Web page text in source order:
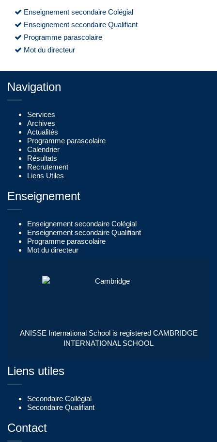
Enseignement secondaire Colégial
Enseignement secondaire Qualifiant
Programme parascolaire
Mot du directeur
Navigation
Services
Archives
Actualités
Programme parascolaire
Calendrier
Résultats
Recrutement
Liens Utiles
Enseignement
Enseignement secondaire Colégial
Enseignement secondaire Qualifiant
Programme parascolaire
Mot du directeur
ANISSE International School is registered CAMBRIDGE
INTERNATIONAL SCHOOL
Liens utiles
Secondaire Collégial
Secondaire Qualifiant
Contact